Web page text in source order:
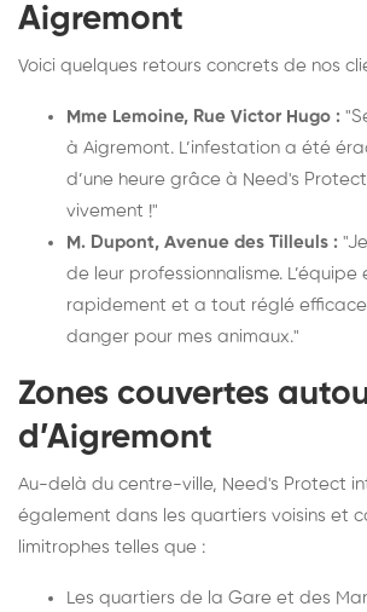
Aigremont
Voici quelques retours concrets de nos
Mme Lemoine, Rue Victor Hugo :
à Aigremont. L’infestation a été
d’une heure grâce à Need's
vivement !"
M. Dupont, Avenue des Tilleuls :
de leur professionnalisme. L’équipe
rapidement et a tout réglé
danger pour mes animaux."
Zones couvertes
d’Aigremont
Au-delà du centre-ville, Need's Protect
également dans les quartiers voisins et
limitrophes telles que :
Les quartiers de la Gare et des